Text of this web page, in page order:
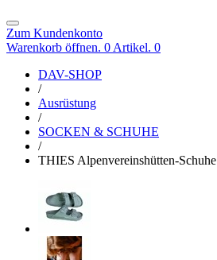
Zum Kundenkonto
Warenkorb öffnen. 0 Artikel. 0
DAV-SHOP
/
Ausrüstung
/
SOCKEN & SCHUHE
/
THIES Alpenvereinshütten-Schuhe